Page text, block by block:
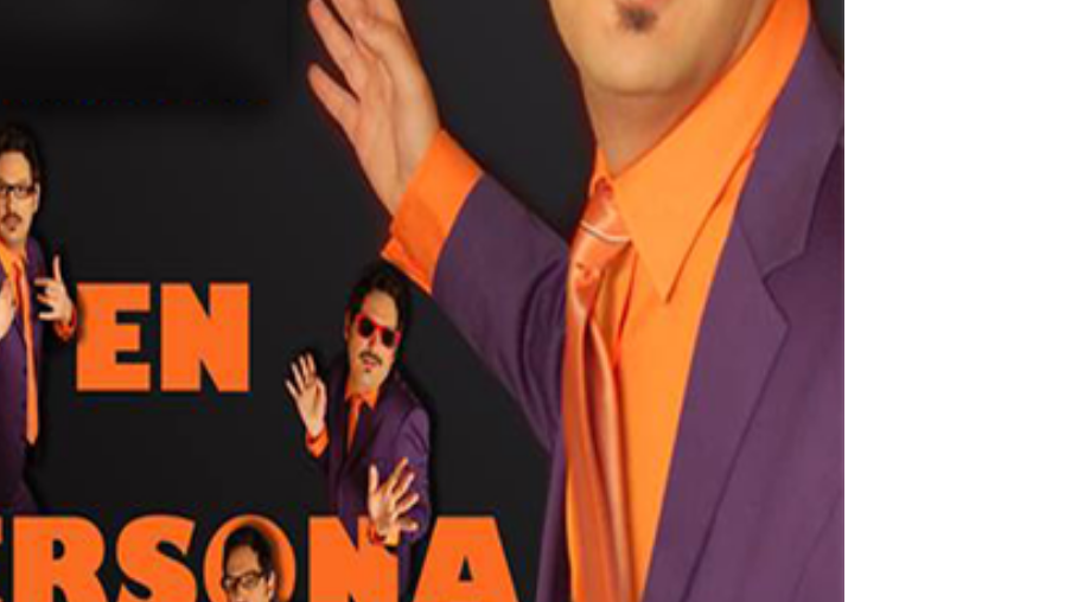
(carrer del Mestre Palau, 3) acull des d’aquest mateix dijous i fins el pròxim 15 de
guanye’, d’Eugeni Alemany.
còmic, escrit i protagonitzat per l’humorista i presentador de televisió, Eugeni